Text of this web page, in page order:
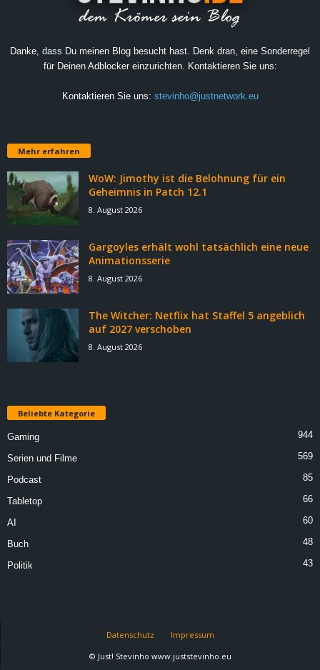
Danke, dass Du meinen Blog besucht hast. Denk dran, eine Sonderregel
für Deinen Adblocker einzurichten. Kontaktieren Sie uns:
Kontaktieren Sie uns: stevinho@justnetwork.eu
Mehr erfahren
WoW: Jimothy ist die Belohnung für ein
Geheimnis in Patch 12.1
8. August 2026
Gargoyles erhält wohl tatsächlich eine neue
Animationsserie
8. August 2026
The Witcher: Netflix hat Staffel 5 angeblich
auf 2027 verschoben
8. August 2026
Beliebte Kategorie
Gaming 944
Serien und Filme 569
Podcast 85
Tabletop 66
AI 60
Buch 48
Politik 43
Datenschutz
Impressum
© Just! Stevinho www.juststevinho.eu